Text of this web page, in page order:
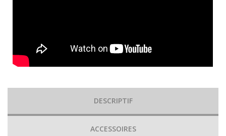
DESCRIPTIF
ACCESSOIRES